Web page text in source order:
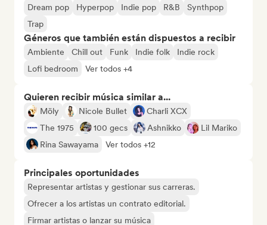
Dream pop
Hyperpop Indie pop R&B
Synthpop
Trap
Géneros que también están dispuestos a recibir
Ambiente Chill out Funk Indie folk
Indie rock
Lofi bedroom
Ver todos +4
Quieren recibir música similar a...
Möly Nicole Bullet
Charli XCX
The 1975
100 gecs Ashnikko
Lil Mariko
Rina Sawayama
Ver todos +12
Principales oportunidades
Representar artistas y gestionar sus carreras.
Ofrecer a los artistas un contrato editorial.
Firmar artistas o lanzar su música